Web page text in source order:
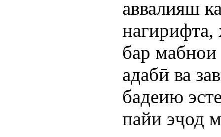
аввалияш
бар мабнои
адабӣ ва
бадеию
пайи эҷод